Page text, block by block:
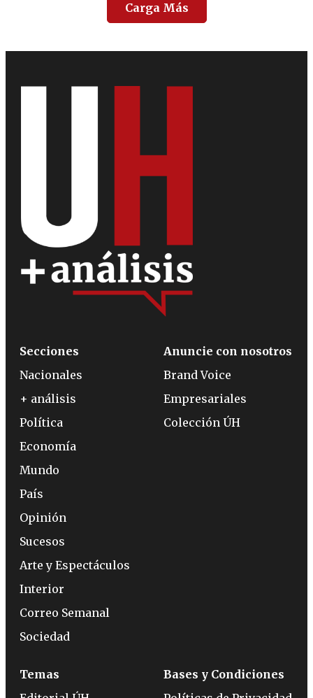
Carga Más
Secciones
Nacionales
+ análisis
Política
Economía
Mundo
País
Opinión
Sucesos
Arte y Espectáculos
Interior
Correo Semanal
Sociedad
Anuncie con nosotros
Brand Voice
Empresariales
Colección ÚH
Temas
Bases y Condiciones